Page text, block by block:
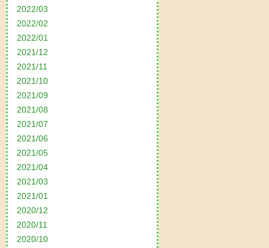
2022/03
2022/02
2022/01
2021/12
2021/11
2021/10
2021/09
2021/08
2021/07
2021/06
2021/05
2021/04
2021/03
2021/01
2020/12
2020/11
2020/10